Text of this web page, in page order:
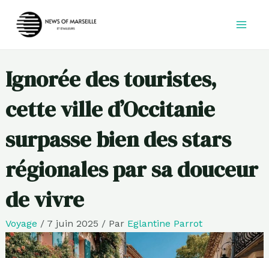
Ignorée des touristes,
cette ville d’Occitanie
surpasse bien des stars
régionales par sa douceur
de vivre
Voyage / 7 juin 2025 / Par Eglantine Parrot